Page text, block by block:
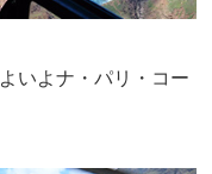
いよナ・パリ・コー